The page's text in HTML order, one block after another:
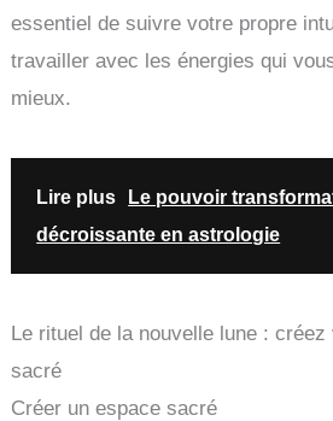
essentiel de suivre votre propre
travailler avec les énergies qui
mieux.
Lire plus
Le pouvoir
décroissante en astrologie
Le rituel de la nouvelle lune :
sacré
Créer un espace sacré